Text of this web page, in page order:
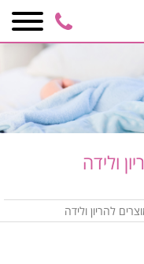
050-
6848590
ולידה
להריון ולידה